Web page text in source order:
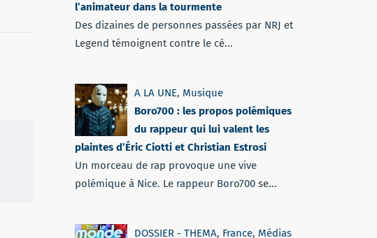
l’animateur dans la tourmente
Des dizaines de personnes passées par NRJ et
Legend témoignent contre le cé...
A LA UNE, Musique
Boro700 : les propos polémiques
du rappeur qui lui valent les
plaintes d’Éric Ciotti et Christian Estrosi
Un morceau de rap provoque une vive
polémique à Nice. Le rappeur Boro700 se...
DOSSIER - THEMA, France, Médias